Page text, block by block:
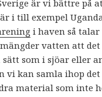
är vi bättre på
i till exempel
i haven så
vatten att
sätt som i sjöar eller
vi kan samla ihop
material som inte